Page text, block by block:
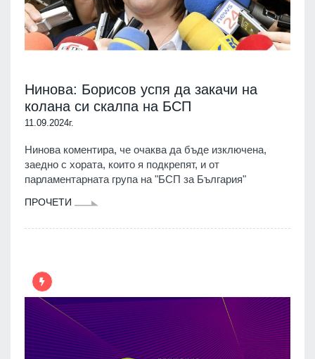
Нинова: Борисов успя да закачи на
колана си скалпа на БСП
11.09.2024г.
Нинова коментира, че очаква да бъде изключена,
заедно с хората, които я подкрепят, и от
парламентарната група на "БСП за България"
ПРОЧЕТИ